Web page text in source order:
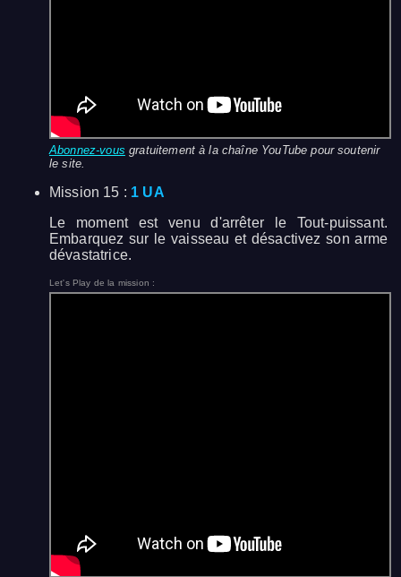
Abonnez-vous gratuitement à la chaîne YouTube pour soutenir
le site.
Mission 15 : 1 UA
Le moment est venu d'arrêter le Tout-puissant.
Embarquez sur le vaisseau et désactivez son arme
dévastatrice.
Let's Play de la mission :